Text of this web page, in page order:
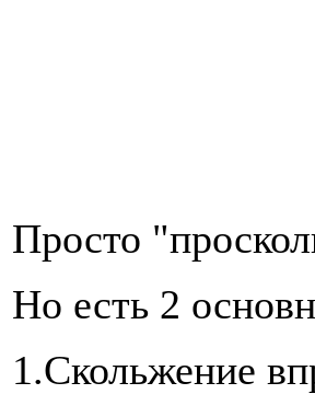
Просто
Но есть 2
1.Скольжение